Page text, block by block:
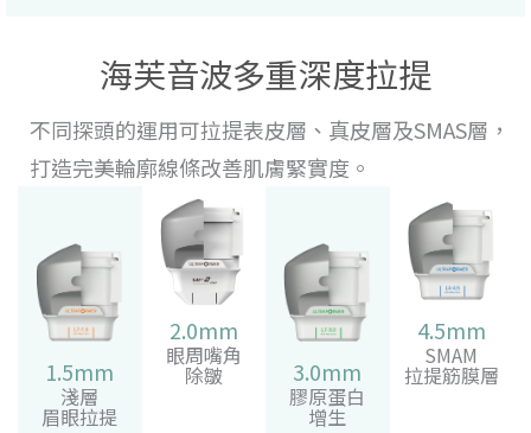
海芙音波多重深度拉提
不同探頭的運用可拉提表皮層、真皮層及SMAS層，
打造完美輪廓線條改善肌膚緊實度。
1.5mm
淺層
眉眼拉提
2.0mm
眼周嘴角
除皺 3.0mm
膠原蛋白
增生
4.5mm
SMAM
拉提筋膜層